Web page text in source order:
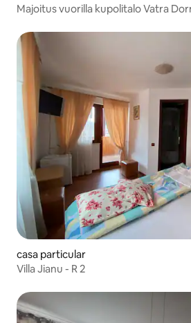
Majoitus vuorilla kupolitalo Vatra
casa particular
Villa Jianu - R 2